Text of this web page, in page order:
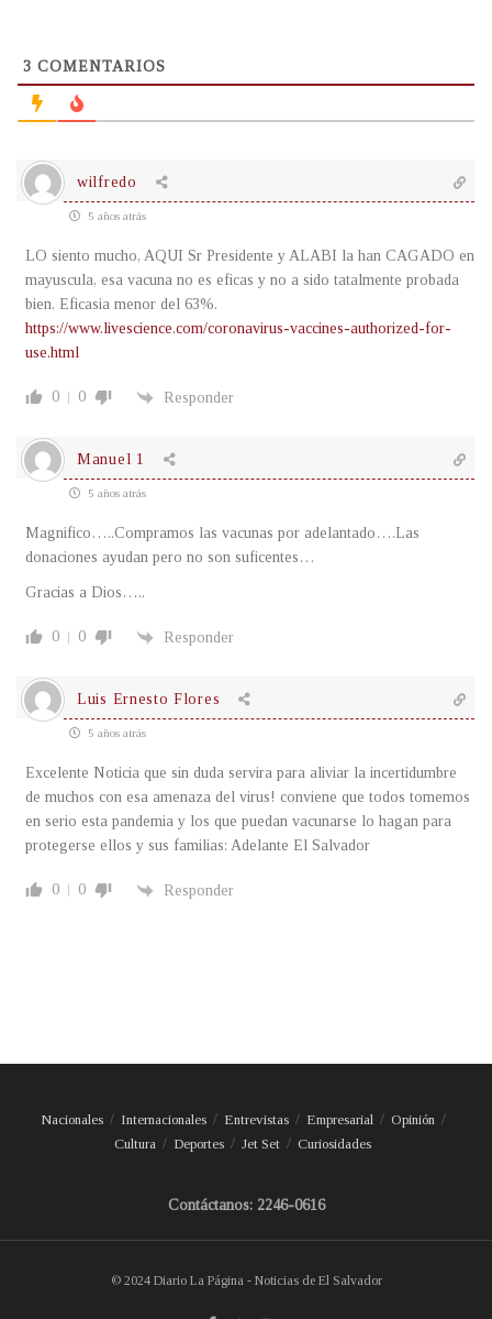
3 COMENTARIOS
wilfredo
5 años atrás
LO siento mucho, AQUI Sr Presidente y ALABI la han CAGADO en
mayuscula, esa vacuna no es eficas y no a sido tatalmente probada
bien. Eficasia menor del 63%.
https://www.livescience.com/coronavirus-vaccines-authorized-for-
use.html
0 0 Responder
Manuel 1
5 años atrás
Magnifico…..Compramos las vacunas por adelantado….Las
donaciones ayudan pero no son suficentes…
Gracias a Dios…..
0 0 Responder
Luis Ernesto Flores
5 años atrás
Excelente Noticia que sin duda servira para aliviar la incertidumbre
de muchos con esa amenaza del virus! conviene que todos tomemos
en serio esta pandemia y los que puedan vacunarse lo hagan para
protegerse ellos y sus familias: Adelante El Salvador
0 0 Responder
Nacionales Internacionales Entrevistas Empresarial
Opinión
Cultura
Deportes Jet Set Curiosidades
Contáctanos: 2246-0616
© 2024 Diario La Página - Noticias de El Salvador